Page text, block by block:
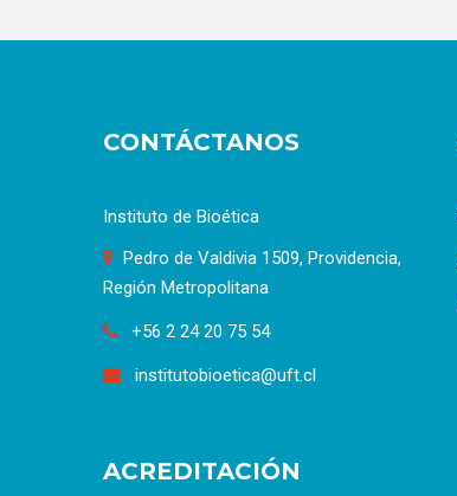
CONTÁCTANOS
Instituto de Bioética
Pedro de Valdivia 1509, Providencia,
Región Metropolitana
+56 2 24 20 75 54
institutobioetica@uft.cl
ACREDITACIÓN